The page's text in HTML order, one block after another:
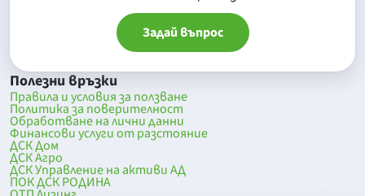
Задай въпрос
Полезни връзки
Правила и условия за ползване
Политика за поверителност
Обработване на лични данни
Финансови услуги от разстояние
ДСК Дом
ДСК Агро
ДСК Управление на активи АД
ПОК ДСК РОДИНА